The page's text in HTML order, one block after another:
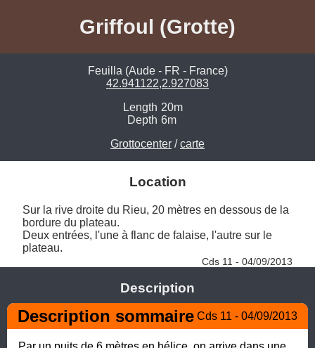
Griffoul (Grotte)
Feuilla (Aude - FR - France)
42.941122,2.927083
Length 20m
Depth 6m
Grottocenter /carte
Location
Sur la rive droite du Rieu, 20 mètres en dessous de la
bordure du plateau.
Deux entrées, l'une à flanc de falaise, l'autre sur le
plateau.
Cds 11 - 04/09/2013
Description
Description sommaire Cds 11 - 04/09/2013